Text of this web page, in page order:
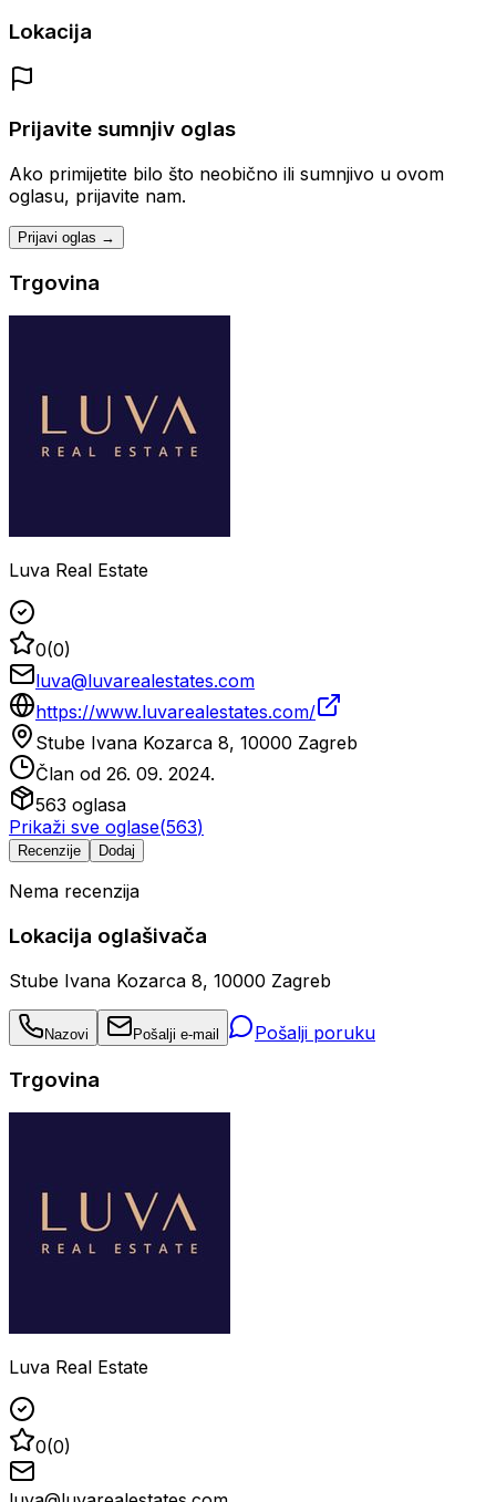
Lokacija
Prijavite sumnjiv oglas
Ako primijetite bilo što neobično ili sumnjivo u ovom
oglasu, prijavite nam.
Prijavi oglas →
Trgovina
Luva Real Estate
0(0)
luva@luvarealestates.com
https://www.luvarealestates.com/
Stube Ivana Kozarca 8, 10000 Zagreb
Član od 26. 09. 2024.
563 oglasa
Prikaži sve oglase(563)
Recenzije Dodaj
Nema recenzija
Lokacija oglašivača
Stube Ivana Kozarca 8, 10000 Zagreb
Nazovi Pošalji e-mail Pošalji poruku
Trgovina
Luva Real Estate
0(0)